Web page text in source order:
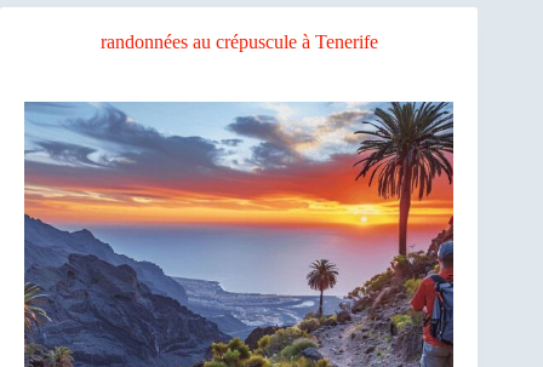
randonnées au crépuscule à Tenerife